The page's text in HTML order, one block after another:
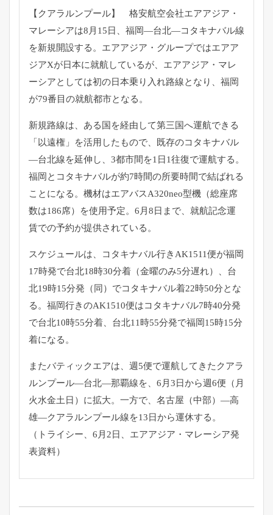
【クアラルンプール】 格安航空会社エアアジア・
マレーシアは8月15日、福岡―台北―コタキナバル線
を新規開設する。エアアジア・ グループではエアア
ジアXが日本に就航しているが、エアアジア・ マレ
ーシアとしては初の日本乗り入れ路線となり、 福岡
が79番目の就航都市となる。
新規路線は、ある国を経由して第三国へ運航できる
「以遠権」
を活用したもので、既存のコタキナバル
―台北線を延伸し、 3都市間を1日1往復で運航する。
福岡とコタキナバルが約7時間の所要時間で結ばれる
ことになる。 機材はエアバスA320neo型機（総座席
数は186席）
を使用予定。6月8日まで、 就航記念運
賃での予約が提供されている。
スケジュールは、
コタキナバル行きAK1511便が福岡
17時発で台北18時30分着（金曜のみ5分遅れ）、台
北19時15分発（同） でコタキナバル着22時50分とな
る。 福岡行きのAK1510便はコタキナバル7時40分発
で台北10時55分着、台北11時55分発で福岡15時15分
着になる。
またバティックエアは、週5便で運航してきたクアラ
ルンプール―台北―那覇線を、6月3日から週6便（月
火水金土日）に拡大。 一方で、名古屋（中部）―高
雄―クアラルンプール線を13日から運休する。
（トライシー、6月2日、エアアジア・マレーシア発
表資料）
投